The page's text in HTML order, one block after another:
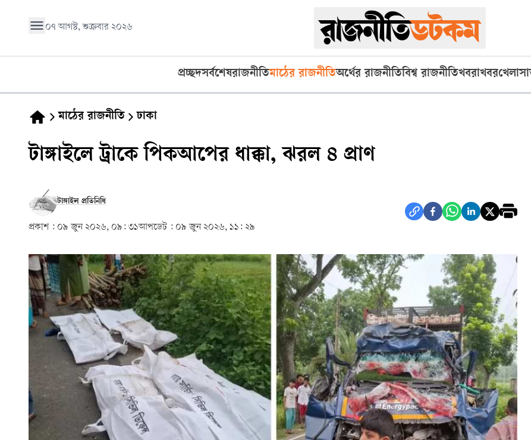
০৭ আগস্ট, শুক্রবার ২০২৬
প্রচ্ছদসর্বশেষরাজনীতিমাঠের রাজনীতিঅর্থের রাজনীতিবিশ্ব রাজনীতিখবরাখবরখেলা
মাঠের রাজনীতি ঢাকা
টাঙ্গাইলে ট্রাকে পিকআপের ধাক্কা, ঝরল ৪ প্রাণ
টাঙ্গাইল প্রতিনিধি
প্রকাশ : ০৯ জুন ২০২৬, ০৯: ৩১আপডেট : ০৯ জুন ২০২৬, ১১: ২৯